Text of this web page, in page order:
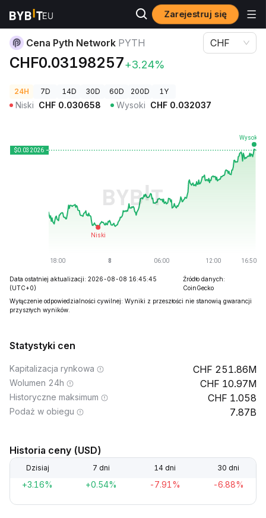
Zarejestruj się
Ceny kryptowalut Cena Pyth Network PYTH
Cena Pyth Network PYTH
CHF0.03198257+3.24%
CHF
24H 7D 14D 30D 60D 200D 1Y
Niski CHF 0.030658 Wysoki CHF 0.032037
Data ostatniej aktualizacji: 2026-08-08 16:45:45
(UTC+0)
Źródło danych:
CoinGecko
Wyłączenie odpowiedzialności cywilnej: Wyniki z przeszłości nie stanowią gwarancji
przyszłych wyników.
Statystyki cen
Kapitalizacja rynkowa 251.86M
Wolumen 24h 10.97M
Historyczne maksimum 1.058
Podaż w obiegu 7.87B
Historia ceny (USD)
Dzisiaj 7 dni 14 dni 30 dni
+3.16% +0.54% -7.91% -6.88%